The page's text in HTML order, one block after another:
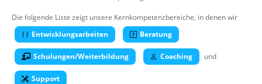
Suche
Die folgende Liste zeigt unsere Kernkompetenzbereiche, in denen wir
Entwicklungsarbeiten
Beratung
Schulungen/Weiterbildung Coaching und
Support